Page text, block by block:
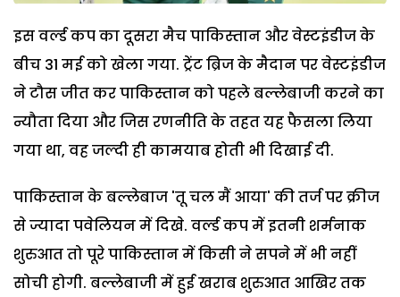
इस वर्ल्ड कप का दूसरा मैच पाकिस्तान और वेस्टइंडीज के
बीच 31 मई को खेला गया. ट्रेंट ब्रिज के मैदान पर वेस्टइंडीज
ने टौस जीत कर पाकिस्तान को पहले बल्लेबाजी करने का
न्यौता दिया और जिस रणनीति के तहत यह फैसला लिया
गया था, वह जल्दी ही कामयाब होती भी दिखाई दी.
पाकिस्तान के बल्लेबाज 'तू चल मैं आया' की तर्ज पर क्रीज
से ज्यादा पवेलियन में दिखे. वर्ल्ड कप में इतनी शर्मनाक
शुरुआत तो पूरे पाकिस्तान में किसी ने सपने में भी नहीं
सोची होगी. बल्लेबाजी में हुई खराब शुरुआत आखिर तक